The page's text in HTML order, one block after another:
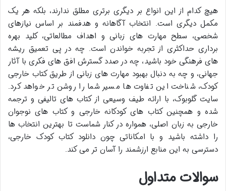
هیچ کدام از این انواع بر دیگری برتری مطلق ندارند، بلکه هر یک
مکمل دیگری است. انتخاب آگاهانه و هدفمند بر اساس نیازهای
شخصی، سطح مهارت های زبانی و اهداف مطالعاتی، کلید بهره
برداری حداکثری از تجربه خواندن است. چه در پی تعمیق ریشه
های فرهنگی خود باشید، چه در صدد گسترش افق های فکری با آثار
جهانی، و چه به دنبال بهبود مهارت های زبانی از طریق کتاب خارجی
کودک، شناخت این تفاوت ها مسیر شما را روشن تر خواهد کرد.
سایت گلوبوک، با ارائه طیف وسیعی از کتاب های تالیفی و ترجمه
شده و همچنین کتاب های کودکانه خارجی و کتاب های نوجوان
خارجی به زبان اصلی، همواره در کنار شماست تا بهترین انتخاب ها
را داشته باشید و با امکاناتی چون دانلود کتاب کودک خارجی،
دسترسی به این منابع ارزشمند را آسان تر می کند.
سوالات متداول